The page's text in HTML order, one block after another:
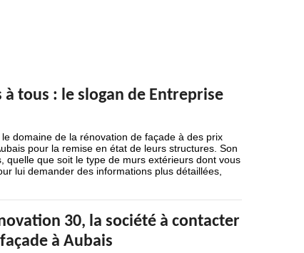
à tous : le slogan de Entreprise
domaine de la rénovation de façade à des prix
pour la remise en état de leurs structures. Son
que soit le type de murs extérieurs dont vous
lui demander des informations plus détaillées,
30, la société à contacter
à Aubais